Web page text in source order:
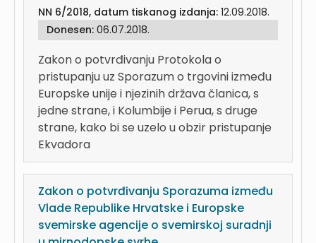
NN 6/2018, datum tiskanog izdanja: 12.09.2018.
Donesen: 06.07.2018.
Zakon o potvrđivanju Protokola o
pristupanju uz Sporazum o trgovini između
Europske unije i njezinih država članica, s
jedne strane, i Kolumbije i Perua, s druge
strane, kako bi se uzelo u obzir pristupanje
Ekvadora
Zakon o potvrđivanju Sporazuma između
Vlade Republike Hrvatske i Europske
svemirske agencije o svemirskoj suradnji